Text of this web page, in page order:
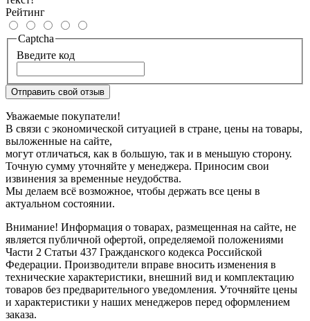
Рейтинг
Captcha
Введите код
Отправить свой отзыв
Уважаемые покупатели!
В связи с экономической ситуацией в стране, цены на товары,
выложенные на сайте,
могут отличаться, как в большую, так и в меньшую сторону.
Точную сумму уточняйте у менеджера. Приносим свои
извинения за временные неудобства.
Мы делаем всё возможное, чтобы держать все цены в
актуальном состоянии.
Внимание! Информация о товарах, размещенная на сайте, не
является публичной офертой, определяемой положениями
Части 2 Статьи 437 Гражданского кодекса Российской
Федерации. Производители вправе вносить изменения в
технические характеристики, внешний вид и комплектацию
товаров без предварительного уведомления. Уточняйте цены
и характеристики у наших менеджеров перед оформлением
заказа.